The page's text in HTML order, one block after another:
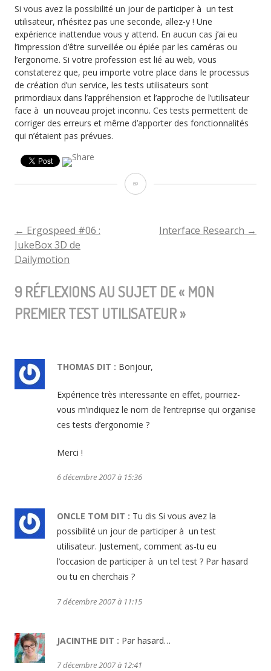
Si vous avez la possibilité un jour de participer à un test
utilisateur, n’hésitez pas une seconde, allez-y ! Une
expérience inattendue vous y attend. En aucun cas j’ai eu
l’impression d’être surveillée ou épiée par les caméras ou
l’ergonome. Si votre profession est lié au web, vous
constaterez que, peu importe votre place dans le processus
de création d’un service, les tests utilisateurs sont
primordiaux dans l’appréhension et l’approche de l’utilisateur
face à un nouveau projet inconnu. Ces tests permettent de
corriger des erreurs et même d’apporter des fonctionnalités
qui n’étaient pas prévues.
Mon
NAVIGATION
DE
L'ARTICLE
← Ergospeed #06 :
JukeBox 3D de
Dailymotion
Interface Research →
9 RÉFLEXIONS AU SUJET DE « MON
PREMIER TEST UTILISATEUR»
THOMAS DIT : Bonjour,
Expérience très interessante en effet, pourriez-
vous m’indiquez le nom de l’entreprise qui organise
ces tests d’ergonomie ?
Merci !
6 décembre 2007 à 15:36
ONCLE TOM DIT : Tu dis Si vous avez la
possibilité un jour de participer à un test
utilisateur. Justement, comment as-tu eu
l’occasion de participer à un tel test ? Par hasard
ou tu en cherchais ?
7 décembre 2007 à 11:15
JACINTHE DIT : Par hasard…
7 décembre 2007 à 12:41